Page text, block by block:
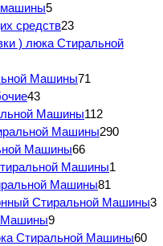
машины5
средств23
) люка Стиральной
Машины71
43
Машины112
Машины290
Машины66
Машины1
Машины81
Стиральной Машины3
Машины9
Стиральной Машины60